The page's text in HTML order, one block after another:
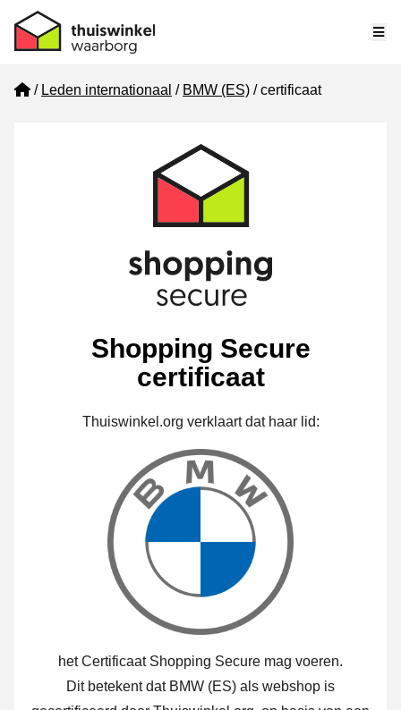
Home
Leden internationaal BMW (ES) certificaat
Shopping Secure
certificaat
Thuiswinkel.org verklaart dat haar lid:
het Certificaat Shopping Secure mag voeren.
Dit betekent dat BMW (ES) als webshop is